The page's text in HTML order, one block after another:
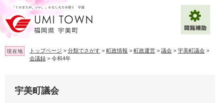
ー
ジ
の
先
頭
ニ
ュ
ー
を
飛
背景色変更
現在地 トップページ > 分類でさがす > 町政情報 > 町政運営 > 議会 > 宇美町議会 >
会議録 > 令和4年
宇美町議会